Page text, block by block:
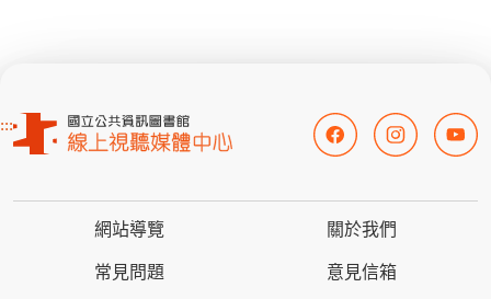
:::
網站導覽 關於我們
常見問題 意見信箱